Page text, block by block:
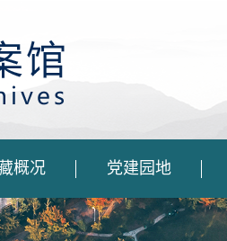
概况 党建园地